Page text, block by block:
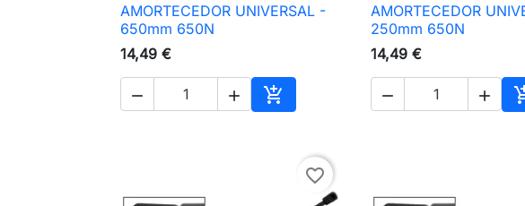
 Vista rápida
AMORTECEDOR UNIVERSAL -
650mm 650N
14,49 €
  
Adicionar ao carrinho
 Vista
AMORTECEDOR
250mm 650N
14,49 €
 
favorite_border